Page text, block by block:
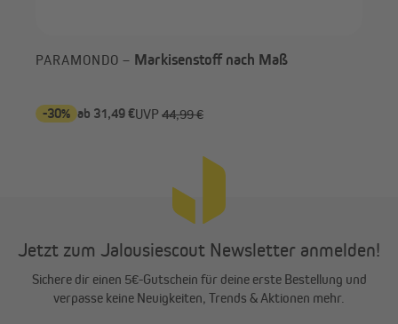
PARAMONDO – Markisenstoff nach Maß
-30% ab 31,49 €UVP 44,99 €
Jetzt zum Jalousiescout Newsletter anmelden!
Sichere dir einen 5€-Gutschein für deine erste Bestellung und
verpasse keine Neuigkeiten, Trends & Aktionen mehr.